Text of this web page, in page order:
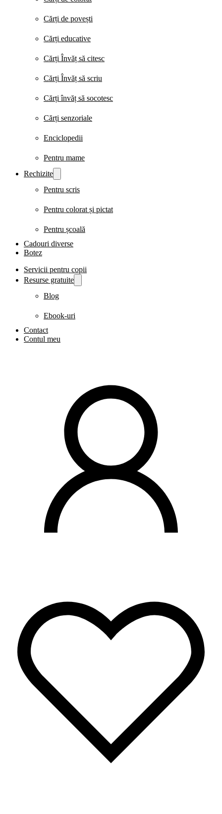
Cărți de povești
Cărți educative
Cărți Învăț să citesc
Cărți Învăț să scriu
Cărți învăț să socotesc
Cărți senzoriale
Enciclopedii
Pentru mame
Rechizite
Pentru scris
Pentru colorat și pictat
Pentru școală
Cadouri diverse
Botez
Servicii pentru copii
Resurse gratuite
Blog
Ebook-uri
Contact
Contul meu